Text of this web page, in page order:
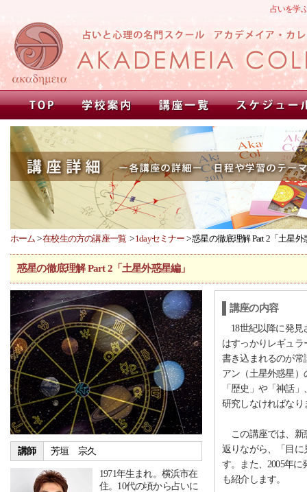
占いを学
ホーム >在校生の方の講座一覧 >1dayセミナー > 惑星の徹底理解 Part 2「土星
惑星の徹底理解 Part 2「土星外惑星編」
講師 芳垣 宗久
1971年生まれ。横浜市在
住。10代の頃から占いに
講座の内容
18世紀以降に発見
はすっかりレギュ
書き込まれるのが常
アン（土星外惑星
「歴史」や「神話
研究しなければなり
この講座では、新
返りながら、「目に
す。また、2005年
も紹介します。